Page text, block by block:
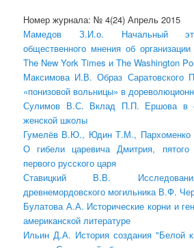
Номер журнала: № 4(24) Апрель 2015
Мамедов З.И.о. Начальный
общественного мнения об
The New York Times и The Washington
Максимова И.В. Образ Саратовского
«понизовой вольницы» в
Сулимов В.С. Вклад П.П. Ершова в
женской школы
Гумелёв В.Ю., Юдин Т.М., Пархоменко
О гибели царевича Дмитрия,
первого русского царя
Ставицкий В.В.
древнемордовского могильника В.Ф.
Булатова А.А. Исторические корни и
американской литературе
Ильин Д.А. История создания "Белой